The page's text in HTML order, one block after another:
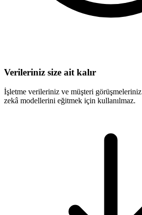
Verileriniz size ait kalır
İşletme verileriniz ve müşteri
zekâ modellerini eğitmek için kullanılmaz.